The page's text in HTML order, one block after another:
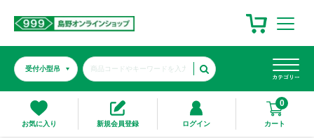
お気に入り 新規会員登録 ログイン
0
カート